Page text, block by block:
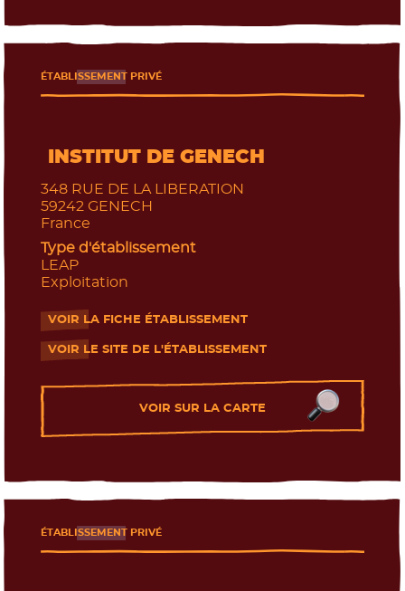
INSTITUT DE GENECH
ÉTABLISSEMENT PRIVÉ
348 RUE DE LA LIBERATION
59242 GENECH
France
Type d'établissement
LEAP
Exploitation
VOIR LA FICHE ÉTABLISSEMENT
- Nouvelle fenêtre
VOIR LE SITE DE L'ÉTABLISSEMENT
- Nouvelle fenêtre
VOIR SUR LA CARTE
ÉTABLISSEMENT PRIVÉ